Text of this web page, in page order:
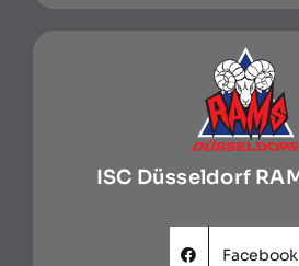
ISC Düsseldorf
Facebook